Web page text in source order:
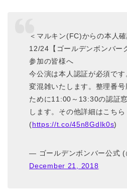
＜マルキン(FC)からの本人
12/24【ゴールデンボンバー
参加の皆様へ
今公演は本人認証が必須で
変混雑いたします。整理番号
ために11:00～13:30の認証
します。その他詳細はこちら
(https://t.co/45n8GdIk0s)
— ゴールデンボンバー公式
December 21, 2018